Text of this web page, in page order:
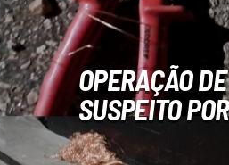
OPERAÇÃO
SUSPEITO